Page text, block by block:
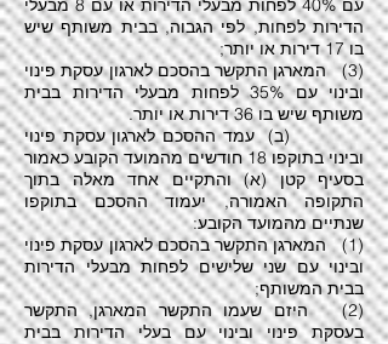
עם 40% לפחות מבעלי הדירות או עם 8 מבעלי
הדירות לפחות, לפי הגבוה, בבית משותף שיש
בו 17 דירות או יותר;
(3) המארגן התקשר בהסכם לארגון עסקת פינוי
ובינוי עם 35% לפחות מבעלי הדירות בבית
משותף שיש בו 36 דירות או יותר.
(ב) עמד ההסכם לארגון עסקת פינוי
ובינוי בתוקפו 18 חודשים מהמועד הקובע כאמור
בסעיף קטן (א) והתקיים אחד מאלה בתוך
התקופה האמורה, יעמוד ההסכם בתוקפו
שנתיים מהמועד הקובע:
(1) המארגן התקשר בהסכם לארגון עסקת פינוי
ובינוי עם שני שלישים לפחות מבעלי הדירות
בבית המשותף;
(2) היזם שעמו התקשר המארגן, התקשר
בעסקת פינוי ובינוי עם בעלי הדירות בבית